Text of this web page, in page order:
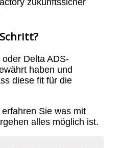
zukunftssicher
Delta ADS-
haben und
diese fit für die
erfahren Sie was mit
alles möglich ist.